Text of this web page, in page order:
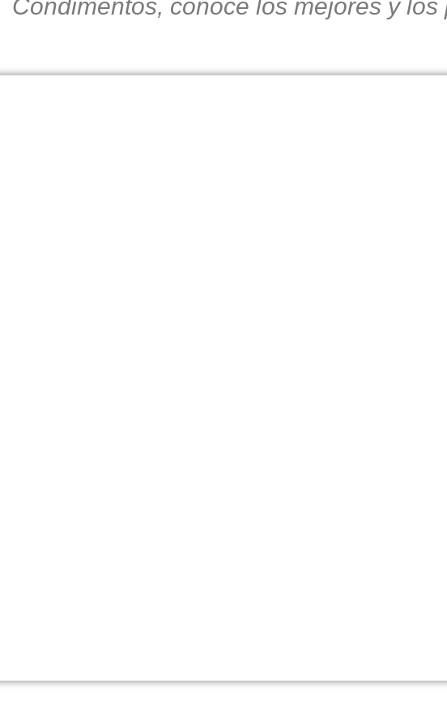
Condimentos, conoce los mejores y los